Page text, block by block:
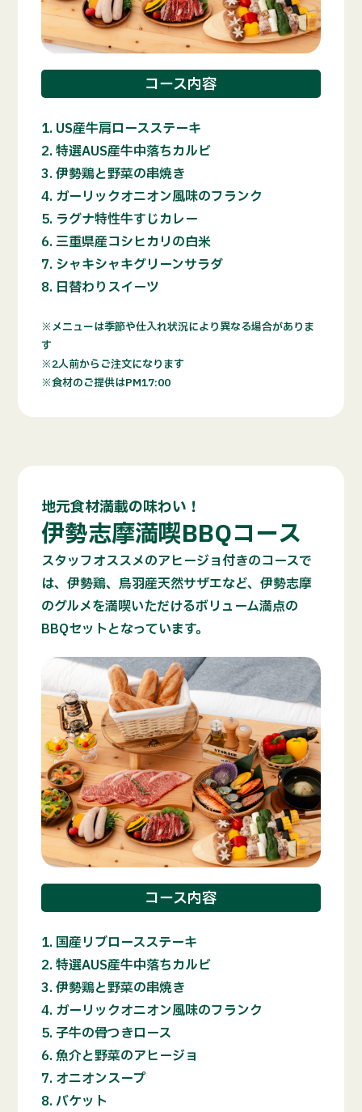
コース内容
US産牛肩ロースステーキ
特選AUS産牛中落ちカルビ
伊勢鶏と野菜の串焼き
ガーリックオニオン風味のフランク
ラグナ特性牛すじカレー
三重県産コシヒカリの白米
シャキシャキグリーンサラダ
日替わりスイーツ
メニューは季節や仕入れ状況により異なる場合がありま
す
2人前からご注文になります
食材のご提供はPM17:00
地元食材満載の味わい！
伊勢志摩満喫BBQコース
スタッフオススメのアヒージョ付きのコースで
は、伊勢鶏、鳥羽産天然サザエなど、伊勢志摩
のグルメを満喫いただけるボリューム満点の
BBQセットとなっています。
コース内容
国産リブロースステーキ
特選AUS産牛中落ちカルビ
伊勢鶏と野菜の串焼き
ガーリックオニオン風味のフランク
子牛の骨つきロース
魚介と野菜のアヒージョ
オニオンスープ
バケット